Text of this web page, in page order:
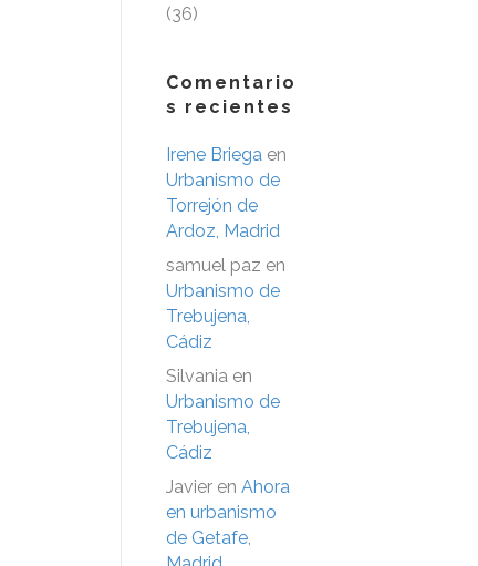
(36)
Comentario
s recientes
Irene Briega en
Urbanismo de
Torrejón de
Ardoz, Madrid
samuel paz en
Urbanismo de
Trebujena,
Cádiz
Silvania en
Urbanismo de
Trebujena,
Cádiz
Javier en Ahora
en urbanismo
de Getafe,